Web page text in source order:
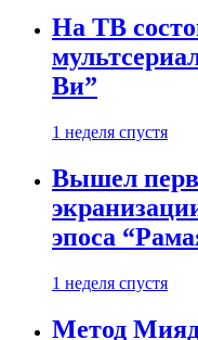
На ТВ
Ви”
1 неделя спустя
Вышел
эпоса
1 неделя спустя
Метод